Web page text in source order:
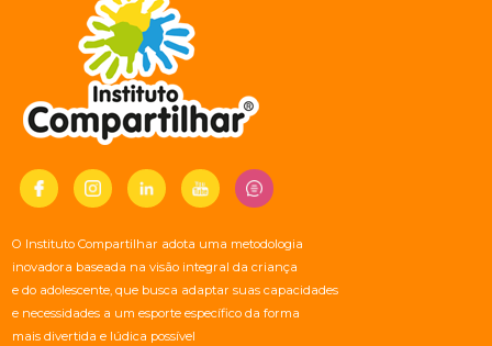
O Instituto Compartilhar adota uma metodologia
inovadora baseada na visão integral da criança
e do adolescente, que busca adaptar suas capacidades
e necessidades a um esporte específico da forma
mais divertida e lúdica possível